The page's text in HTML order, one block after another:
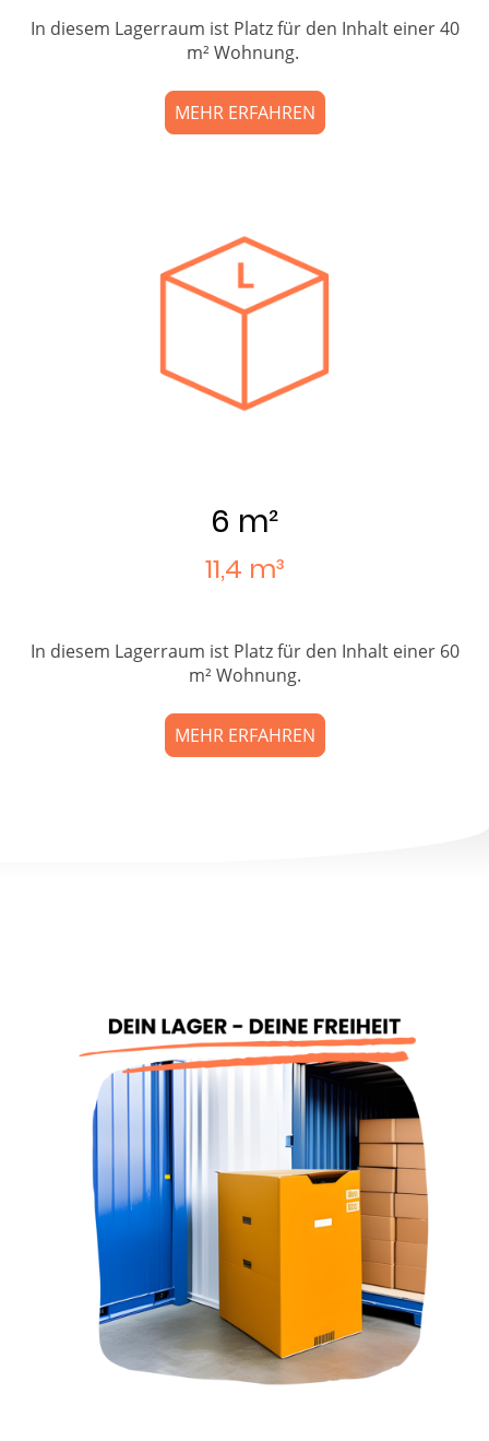
In diesem Lagerraum ist Platz für den Inhalt einer 40
m² Wohnung.
MEHR ERFAHREN
6 m²
11,4 m³
In diesem Lagerraum ist Platz für den Inhalt einer 60
m² Wohnung.
MEHR ERFAHREN